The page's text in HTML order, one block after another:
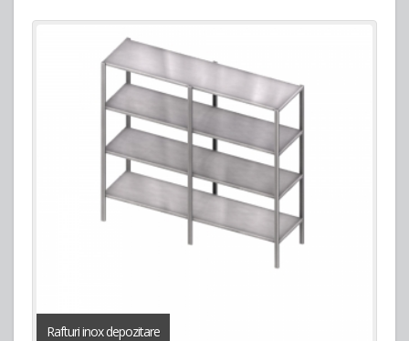
Rafturi inox depozitare